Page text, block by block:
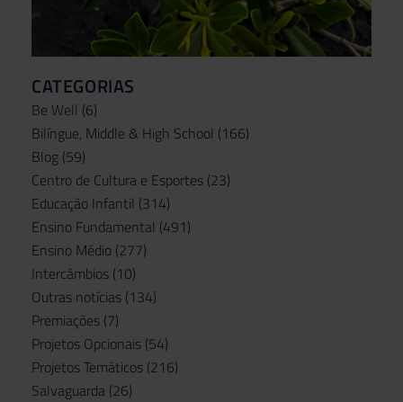
CATEGORIAS
Be Well (6)
Bilíngue, Middle & High School (166)
Blog (59)
Centro de Cultura e Esportes (23)
Educação Infantil (314)
Ensino Fundamental (491)
Ensino Médio (277)
Intercâmbios (10)
Outras notícias (134)
Premiações (7)
Projetos Opcionais (54)
Projetos Temáticos (216)
Salvaguarda (26)